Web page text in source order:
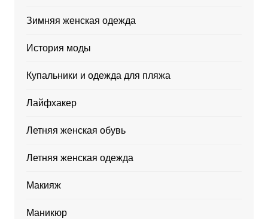
Зимняя женская одежда
История моды
Купальники и одежда для пляжа
Лайфхакер
Летняя женская обувь
Летняя женская одежда
Макияж
Маникюр